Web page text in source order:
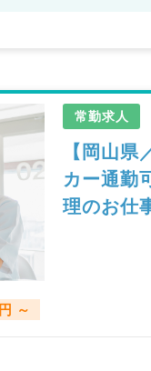
常勤求人
【岡山
カー通勤
理のお仕
～